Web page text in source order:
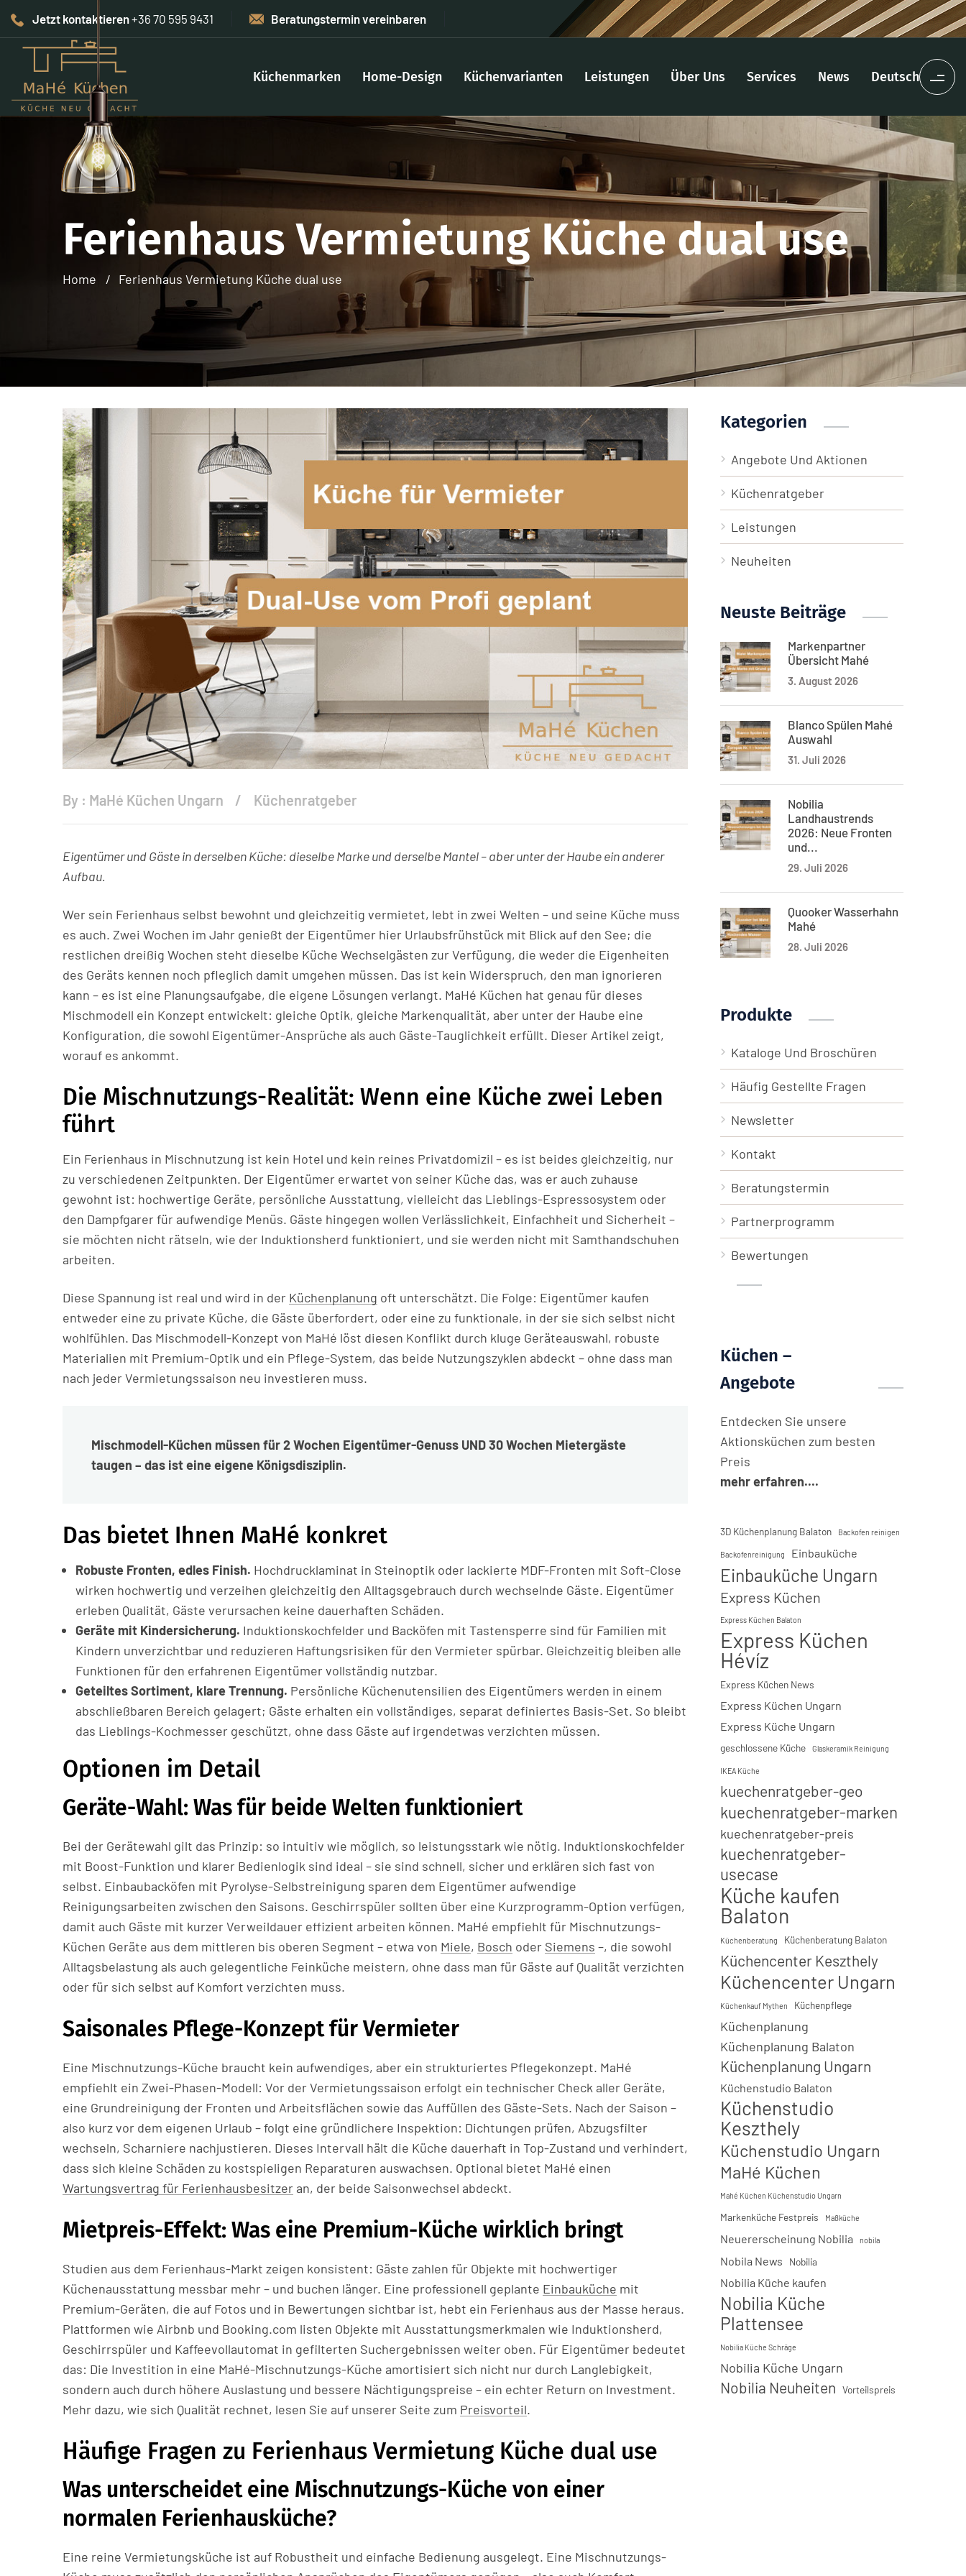
Jetzt kontaktieren+36 70 595 9431 Beratungstermin vereinbaren
Küchenmarken Home-Design Küchenvarianten Leistungen Über Uns Services News Deutsch
Ferienhaus Vermietung Küche dual use
Home Ferienhaus Vermietung Küche dual use
By : MaHé Küchen Ungarn Küchenratgeber
Eigentümer und Gäste in derselben Küche: dieselbe Marke und derselbe Mantel – aber unter der Haube ein anderer
Aufbau.
Wer sein Ferienhaus selbst bewohnt und gleichzeitig vermietet, lebt in zwei Welten – und seine Küche muss
es auch. Zwei Wochen im Jahr genießt der Eigentümer hier Urlaubsfrühstück mit Blick auf den See; die
restlichen dreißig Wochen steht dieselbe Küche Wechselgästen zur Verfügung, die weder die Eigenheiten
des Geräts kennen noch pfleglich damit umgehen müssen. Das ist kein Widerspruch, den man ignorieren
kann – es ist eine Planungsaufgabe, die eigene Lösungen verlangt. MaHé Küchen hat genau für dieses
Mischmodell ein Konzept entwickelt: gleiche Optik, gleiche Markenqualität, aber unter der Haube eine
Konfiguration, die sowohl Eigentümer-Ansprüche als auch Gäste-Tauglichkeit erfüllt. Dieser Artikel zeigt,
worauf es ankommt.
Die Mischnutzungs-Realität: Wenn eine Küche zwei Leben
führt
Ein Ferienhaus in Mischnutzung ist kein Hotel und kein reines Privatdomizil – es ist beides gleichzeitig, nur
zu verschiedenen Zeitpunkten. Der Eigentümer erwartet von seiner Küche das, was er auch zuhause
gewohnt ist: hochwertige Geräte, persönliche Ausstattung, vielleicht das Lieblings-Espressosystem oder
den Dampfgarer für aufwendige Menüs. Gäste hingegen wollen Verlässlichkeit, Einfachheit und Sicherheit –
sie möchten nicht rätseln, wie der Induktionsherd funktioniert, und sie werden nicht mit Samthandschuhen
arbeiten.
Diese Spannung ist real und wird in der Küchenplanung oft unterschätzt. Die Folge: Eigentümer kaufen
entweder eine zu private Küche, die Gäste überfordert, oder eine zu funktionale, in der sie sich selbst nicht
wohlfühlen. Das Mischmodell-Konzept von MaHé löst diesen Konflikt durch kluge Geräteauswahl, robuste
Materialien mit Premium-Optik und ein Pflege-System, das beide Nutzungszyklen abdeckt – ohne dass man
nach jeder Vermietungssaison neu investieren muss.
Mischmodell-Küchen müssen für 2 Wochen Eigentümer-Genuss UND 30 Wochen Mietergäste
taugen – das ist eine eigene Königsdisziplin.
Das bietet Ihnen MaHé konkret
Robuste Fronten, edles Finish. Hochdrucklaminat in Steinoptik oder lackierte MDF-Fronten mit Soft-Close
wirken hochwertig und verzeihen gleichzeitig den Alltagsgebrauch durch wechselnde Gäste. Eigentümer
erleben Qualität, Gäste verursachen keine dauerhaften Schäden.
Geräte mit Kindersicherung. Induktionskochfelder und Backöfen mit Tastensperre sind für Familien mit
Kindern unverzichtbar und reduzieren Haftungsrisiken für den Vermieter spürbar. Gleichzeitig bleiben alle
Funktionen für den erfahrenen Eigentümer vollständig nutzbar.
Geteiltes Sortiment, klare Trennung. Persönliche Küchenutensilien des Eigentümers werden in einem
abschließbaren Bereich gelagert; Gäste erhalten ein vollständiges, separat definiertes Basis-Set. So bleibt
das Lieblings-Kochmesser geschützt, ohne dass Gäste auf irgendetwas verzichten müssen.
Optionen im Detail
Geräte-Wahl: Was für beide Welten funktioniert
Bei der Gerätewahl gilt das Prinzip: so intuitiv wie möglich, so leistungsstark wie nötig. Induktionskochfelder
mit Boost-Funktion und klarer Bedienlogik sind ideal – sie sind schnell, sicher und erklären sich fast von
selbst. Einbaubacköfen mit Pyrolyse-Selbstreinigung sparen dem Eigentümer aufwendige
Reinigungsarbeiten zwischen den Saisons. Geschirrspüler sollten über eine Kurzprogramm-Option verfügen,
damit auch Gäste mit kurzer Verweildauer effizient arbeiten können. MaHé empfiehlt für Mischnutzungs-
Küchen Geräte aus dem mittleren bis oberen Segment – etwa von Miele, Bosch oder Siemens –, die sowohl
Alltagsbelastung als auch gelegentliche Feinküche meistern, ohne dass man für Gäste auf Qualität verzichten
oder für sich selbst auf Komfort verzichten muss.
Saisonales Pflege-Konzept für Vermieter
Eine Mischnutzungs-Küche braucht kein aufwendiges, aber ein strukturiertes Pflegekonzept. MaHé
empfiehlt ein Zwei-Phasen-Modell: Vor der Vermietungssaison erfolgt ein technischer Check aller Geräte,
eine Grundreinigung der Fronten und Arbeitsflächen sowie das Auffüllen des Gäste-Sets. Nach der Saison –
also kurz vor dem eigenen Urlaub – folgt eine gründlichere Inspektion: Dichtungen prüfen, Abzugsfilter
wechseln, Scharniere nachjustieren. Dieses Intervall hält die Küche dauerhaft in Top-Zustand und verhindert,
dass sich kleine Schäden zu kostspieligen Reparaturen auswachsen. Optional bietet MaHé einen
Wartungsvertrag für Ferienhausbesitzer an, der beide Saisonwechsel abdeckt.
Mietpreis-Effekt: Was eine Premium-Küche wirklich bringt
Studien aus dem Ferienhaus-Markt zeigen konsistent: Gäste zahlen für Objekte mit hochwertiger
Küchenausstattung messbar mehr – und buchen länger. Eine professionell geplante Einbauküche mit
Premium-Geräten, die auf Fotos und in Bewertungen sichtbar ist, hebt ein Ferienhaus aus der Masse heraus.
Plattformen wie Airbnb und Booking.com listen Objekte mit Ausstattungsmerkmalen wie Induktionsherd,
Geschirrspüler und Kaffeevollautomat in gefilterten Suchergebnissen weiter oben. Für Eigentümer bedeutet
das: Die Investition in eine MaHé-Mischnutzungs-Küche amortisiert sich nicht nur durch Langlebigkeit,
sondern auch durch höhere Auslastung und bessere Nächtigungspreise – ein echter Return on Investment.
Mehr dazu, wie sich Qualität rechnet, lesen Sie auf unserer Seite zum Preisvorteil.
Häufige Fragen zu Ferienhaus Vermietung Küche dual use
Was unterscheidet eine Mischnutzungs-Küche von einer
normalen Ferienhausküche?
Eine reine Vermietungsküche ist auf Robustheit und einfache Bedienung ausgelegt. Eine Mischnutzungs-
Kategorien
Angebote Und Aktionen
Küchenratgeber
Leistungen
Neuheiten
Neuste Beiträge
Markenpartner
Übersicht Mahé
3. August 2026
Blanco Spülen Mahé
Auswahl
31. Juli 2026
Nobilia
Landhaustrends
2026: Neue Fronten
und...
29. Juli 2026
Quooker Wasserhahn
Mahé
28. Juli 2026
Produkte
Kataloge Und Broschüren
Häufig Gestellte Fragen
Newsletter
Kontakt
Beratungstermin
Partnerprogramm
Bewertungen
Küchen –
Angebote
Entdecken Sie unsere
Aktionsküchen zum besten
Preis
mehr erfahren....
3D Küchenplanung Balaton Backofen reinigen
Backofenreinigung Einbauküche
Einbauküche Ungarn
Express Küchen
Express Küchen Balaton
Express Küchen
Hévíz
Express Küchen News
Express Küchen Ungarn
Express Küche Ungarn
geschlossene Küche Glaskeramik Reinigung
IKEA Küche
kuechenratgeber-geo
kuechenratgeber-marken
kuechenratgeber-preis
kuechenratgeber-
usecase
Küche kaufen
Balaton
Küchenberatung Küchenberatung Balaton
Küchencenter Keszthely
Küchencenter Ungarn
Küchenkauf Mythen Küchenpflege
Küchenplanung
Küchenplanung Balaton
Küchenplanung Ungarn
Küchenstudio Balaton
Küchenstudio
Keszthely
Küchenstudio Ungarn
MaHé Küchen
Mahé Küchen Küchenstudio Ungarn
Markenküche Festpreis Maßküche
Neuererscheinung Nobilia nobila
Nobila News Nobilia
Nobilia Küche kaufen
Nobilia Küche
Plattensee
Nobilia Küche Schräge
Nobilia Küche Ungarn
Nobilia Neuheiten Vorteilspreis